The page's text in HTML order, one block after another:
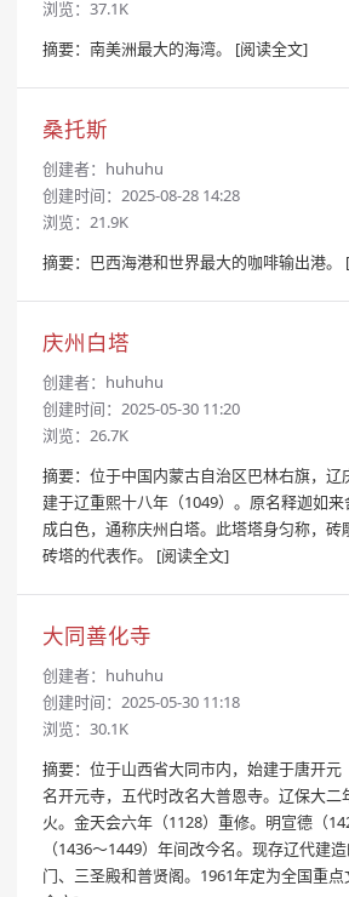
浏览：37.1K
摘要：南美洲最大的海湾。 [阅读全文]
桑托斯
创建者： huhuhu
创建时间：2025-08-28 14:28
浏览：21.9K
摘要：巴西海港和世界最大的咖啡输出港。
庆州白塔
创建者： huhuhu
创建时间：2025-05-30 11:20
浏览：26.7K
摘要：位于中国内蒙古自治区巴林右旗，辽
建于辽重熙十八年（1049）。原名释迦如
成白色，通称庆州白塔。此塔塔身匀称，
砖塔的代表作。 [阅读全文]
大同善化寺
创建者： huhuhu
创建时间：2025-05-30 11:18
浏览：30.1K
摘要：位于山西省大同市内，始建于唐开元
名开元寺，五代时改名大普恩寺。辽保大二
火。金天会六年（1128）重修。明宣德（
（1436～1449）年间改今名。现存辽代建
门、三圣殿和普贤阁。1961年定为全国重点